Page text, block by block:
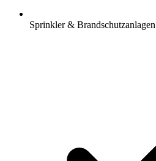
Sprinkler & Brandschutzanlagen